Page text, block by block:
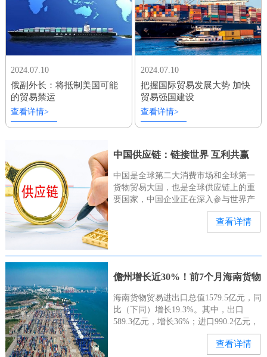
2024.07.10
俄副外长：将抵制美国可能
的贸易禁运
查看详情>
2024.07.10
把握国际贸易发展大势 加快
贸易强国建设
查看详情>
中国供应链：链接世界 互利共赢
中国是全球第二大消费市场和全球第一
货物贸易大国，也是全球供应链上的重
要国家，中国企业正在深入参与世界产
业链、供应链。“有几位俄罗斯和中亚的
查看详情
儋州增长近30%！前7个月海南货物
贸易进出口总值亮眼→
海南货物贸易进出口总值1579.5亿元，同
比（下同）增长19.3%。其中，出口
589.3亿元，增长36%；进口990.2亿元，
增长11.2%。儋州市支撑作用明显。前7
个月，儋州（含洋浦）进出口762.5亿元
查看详情